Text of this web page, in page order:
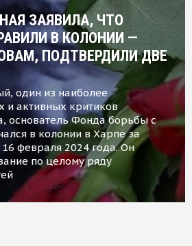
ЗАЯВИЛА, ЧТО
В КОЛОНИИ —
ПОДТВЕРДИЛИ ДВЕ
один из наиболее
и активных критиков
основатель Фонда борьбы с
в колонии в Харпе за
февраля 2024 года. Он
по целому ряду